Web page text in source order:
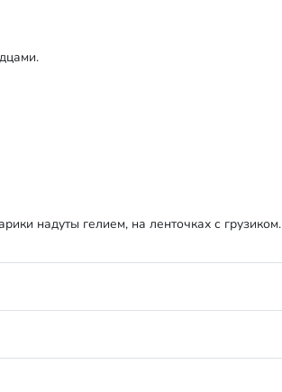
надуты гелием, на ленточках с грузиком.